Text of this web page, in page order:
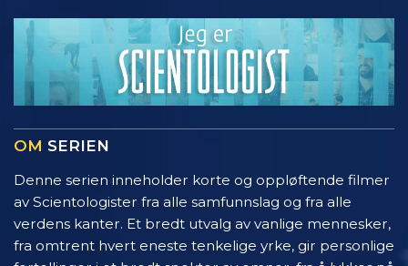
OM SERIEN
Denne serien inneholder korte og oppløftende filmer
av Scientologister fra alle samfunnslag og fra alle
verdens kanter. Et bredt utvalg av vanlige mennesker,
fra omtrent hvert eneste tenkelige yrke, gir personlige